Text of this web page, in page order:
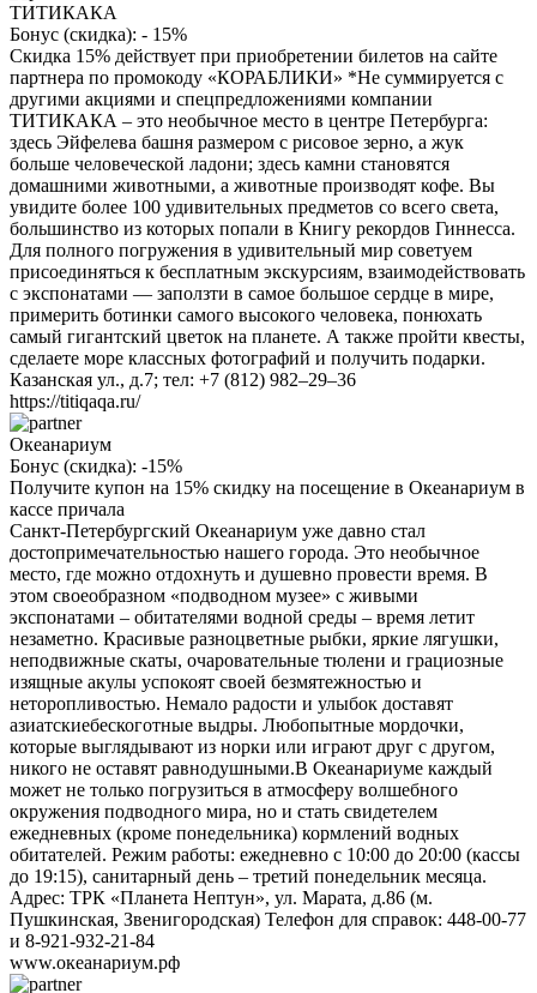
ТИТИКАКА
Бонус (скидка): - 15%
Скидка 15% действует при приобретении билетов на сайте
партнера по промокоду «КОРАБЛИКИ» *Не суммируется с
другими акциями и спецпредложениями компании
ТИТИКАКА – это необычное место в центре Петербурга:
здесь Эйфелева башня размером с рисовое зерно, а жук
больше человеческой ладони; здесь камни становятся
домашними животными, а животные производят кофе. Вы
увидите более 100 удивительных предметов со всего света,
большинство из которых попали в Книгу рекордов Гиннесса.
Для полного погружения в удивительный мир советуем
присоединяться к бесплатным экскурсиям, взаимодействовать
с экспонатами — заползти в самое большое сердце в мире,
примерить ботинки самого высокого человека, понюхать
самый гигантский цветок на планете. А также пройти квесты,
сделаете море классных фотографий и получить подарки.
Казанская ул., д.7; тел: +7 (812) 982–29–36
https://titiqaqa.ru/
Океанариум
Бонус (скидка): -15%
Получите купон на 15% скидку на посещение в Океанариум в
кассе причала
Санкт-Петербургский Океанариум уже давно стал
достопримечательностью нашего города. Это необычное
место, где можно отдохнуть и душевно провести время. В
этом своеобразном «подводном музее» с живыми
экспонатами – обитателями водной среды – время летит
незаметно. Красивые разноцветные рыбки, яркие лягушки,
неподвижные скаты, очаровательные тюлени и грациозные
изящные акулы успокоят своей безмятежностью и
неторопливостью. Немало радости и улыбок доставят
азиатскиебескоготные выдры. Любопытные мордочки,
которые выглядывают из норки или играют друг с другом,
никого не оставят равнодушными.В Океанариуме каждый
может не только погрузиться в атмосферу волшебного
окружения подводного мира, но и стать свидетелем
ежедневных (кроме понедельника) кормлений водных
обитателей. Режим работы: ежедневно с 10:00 до 20:00 (кассы
до 19:15), санитарный день – третий понедельник месяца.
Адрес: ТРК «Планета Нептун», ул. Марата, д.86 (м.
Пушкинская, Звенигородская) Телефон для справок: 448-00-77
и 8-921-932-21-84
www.океанариум.рф